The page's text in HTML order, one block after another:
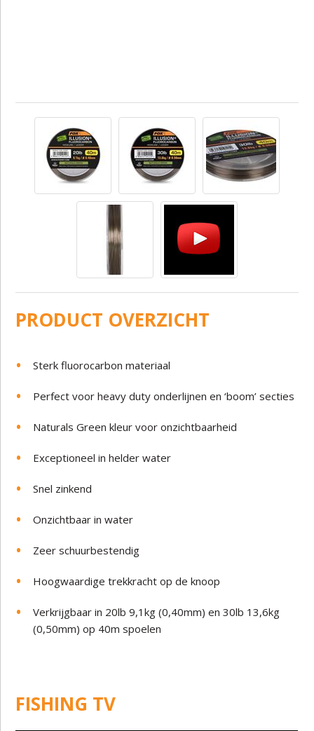
PRODUCT OVERZICHT
Sterk fluorocarbon materiaal
Perfect voor heavy duty onderlijnen en ‘boom’ secties
Naturals Green kleur voor onzichtbaarheid
Exceptioneel in helder water
Snel zinkend
Onzichtbaar in water
Zeer schuurbestendig
Hoogwaardige trekkracht op de knoop
Verkrijgbaar in 20lb 9,1kg (0,40mm) en 30lb 13,6kg
(0,50mm) op 40m spoelen
FISHING TV